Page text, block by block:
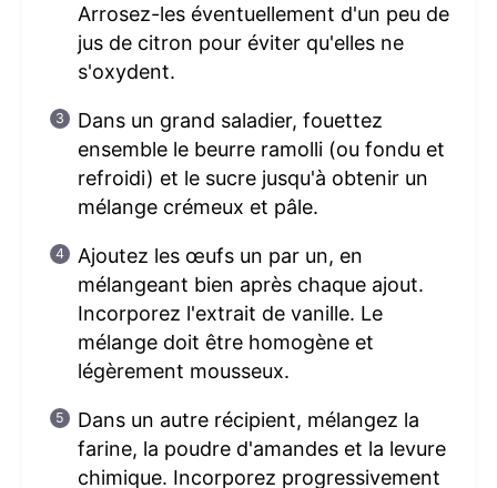
Arrosez-les éventuellement d'un peu de
jus de citron pour éviter qu'elles ne
s'oxydent.
Dans un grand saladier, fouettez
ensemble le beurre ramolli (ou fondu et
refroidi) et le sucre jusqu'à obtenir un
mélange crémeux et pâle.
Ajoutez les œufs un par un, en
mélangeant bien après chaque ajout.
Incorporez l'extrait de vanille. Le
mélange doit être homogène et
légèrement mousseux.
Dans un autre récipient, mélangez la
farine, la poudre d'amandes et la levure
chimique. Incorporez progressivement